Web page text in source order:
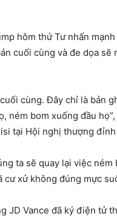
hôm thứ Tư nhấn
cuối cùng và đe dọa sẽ
cùng. Đây chỉ là bản
ném bom xuống đầu
tại Hội nghị thượng
ta sẽ quay lại việc ném
xử không đúng mực
JD Vance đã ký điện tử